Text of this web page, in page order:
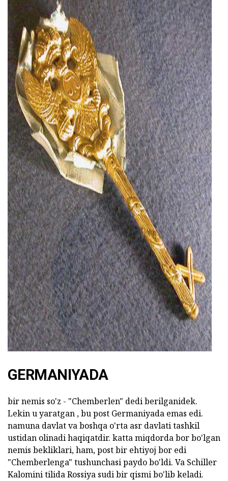
ad
GERMANIYADA
bir nemis so'z - "Chemberlen" dedi berilganidek.
Lekin u yaratgan , bu post Germaniyada emas edi.
namuna davlat va boshqa o'rta asr davlati tashkil
ustidan olinadi haqiqatdir. katta miqdorda bor bo'lgan
nemis bekliklari, ham, post bir ehtiyoj bor edi
"Chemberlenga" tushunchasi paydo bo'ldi. Va Schiller
Kalomini tilida Rossiya sudi bir qismi bo'lib keladi.